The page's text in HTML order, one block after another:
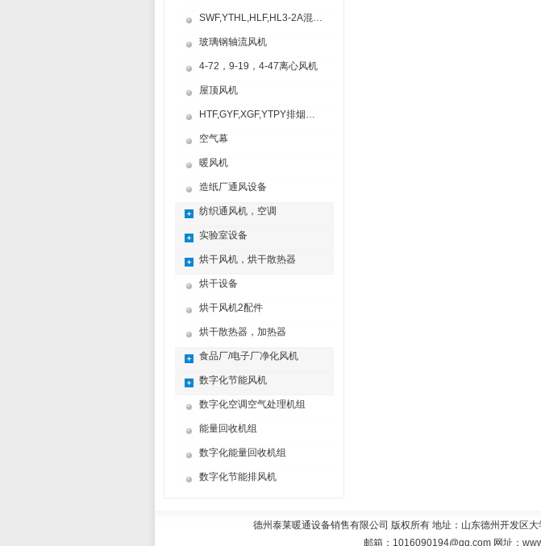
SWF,YTHL,HLF,HL3-2A混流风机
玻璃钢轴流风机
4-72，9-19，4-47离心风机
屋顶风机
HTF,GYF,XGF,YTPY排烟风机
空气幕
暖风机
造纸厂通风设备
纺织通风机，空调
实验室设备
烘干风机，烘干散热器
烘干设备
烘干风机2配件
烘干散热器，加热器
食品厂/电子厂净化风机
数字化节能风机
数字化空调空气处理机组
能量回收机组
数字化能量回收机组
数字化节能排风机
德州泰莱暖通设备销售有限公司 版权所有 地址：山东德州开发区
邮箱： 1016090194@qq.com网址：